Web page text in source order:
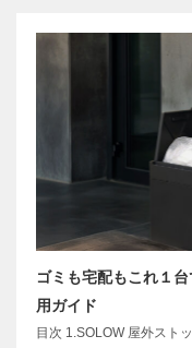
ゴミも宅配もこれ１
用ガイド
目次 1.SOLOW 屋外スト